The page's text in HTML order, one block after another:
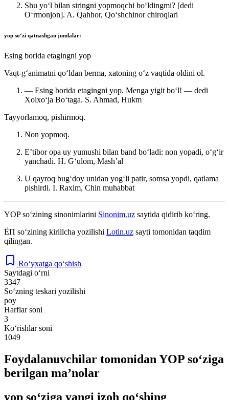
Shu yoʻl bilan siringni yopmoqchi boʻldingmi? [dedi
Oʻrmonjon]. A. Qahhor, Qoʻshchinor chiroqlari
yop soʻzi qatnashgan jumlalar:
Esing borida etagingni yop
Vaqt-gʻanimatni qoʻldan berma, xatoning oʻz vaqtida oldini ol.
— Esing borida etagingni yop. Menga yigit boʻl! — dedi
Xolxoʻja Boʻtaga. S. Ahmad, Hukm
Tayyorlamoq, pishirmoq.
Non yopmoq.
Eʼtibor opa uy yumushi bilan band boʻladi: non yopadi, oʻgʻir
yanchadi. H. Gʻulom, Mashʼal
U qayroq bugʻdoy unidan yogʻli patir, somsa yopdi, qatlama
pishirdi. I. Raxim, Chin muhabbat
YOPso‘zining sinonimlarini Sinonim.uz saytida qidirib ko‘ring.
ЁП so‘zining kirillcha yozilishi Lotin.uz sayti tomonidan taqdim
qilingan.
Ro‘yxatga qo‘shish
Saytdagi o‘rni
3347
So‘zning teskari yozilishi
poy
Harflar soni
3
Ko‘rishlar soni
1049
Foydalanuvchilar tomonidan YOP so‘ziga
berilgan ma’nolar
yop so‘ziga yangi izoh qo‘shing